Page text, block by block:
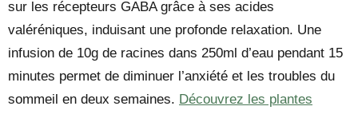
sur les récepteurs GABA grâce à ses acides
valéréniques, induisant une profonde relaxation. Une
infusion de 10g de racines dans 250ml d’eau pendant 15
minutes permet de diminuer l’anxiété et les troubles du
sommeil en deux semaines. Découvrez les plantes